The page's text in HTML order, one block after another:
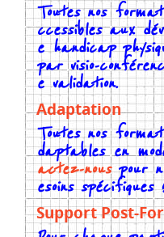
Toutes nos
ccessibles aux
e handicap
par visio-
e validation.
Adaptation
Toutes nos
daptables en
actez-nouspour
esoins spécifiques !
Support Post-